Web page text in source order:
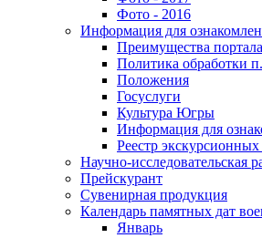
Фото - 2016
Информация для
Преимущества
Политика обработки
Положения
Госуслуги
Культура Югры
Информация для
Реестр
Научно-исследовательская
Прейскурант
Сувенирная продукция
Календарь памятных дат
Январь